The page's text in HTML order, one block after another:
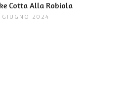
Cotta Alla Robiola
2024